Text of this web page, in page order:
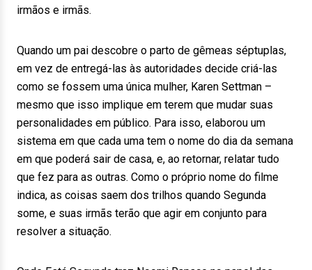
irmãos e irmãs.
Quando um pai descobre o parto de gêmeas séptuplas,
em vez de entregá-las às autoridades decide criá-las
como se fossem uma única mulher, Karen Settman –
mesmo que isso implique em terem que mudar suas
personalidades em público. Para isso, elaborou um
sistema em que cada uma tem o nome do dia da semana
em que poderá sair de casa, e, ao retornar, relatar tudo
que fez para as outras. Como o próprio nome do filme
indica, as coisas saem dos trilhos quando Segunda
some, e suas irmãs terão que agir em conjunto para
resolver a situação.